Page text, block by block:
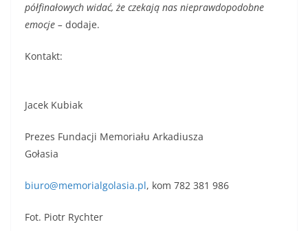
półfinałowych widać, że czekają nas nieprawdopodobne
emocje – dodaje.
Kontakt:
Jacek Kubiak
Prezes Fundacji Memoriału Arkadiusza
Gołasia
biuro@memorialgolasia.pl, kom 782 381 986
Fot. Piotr Rychter